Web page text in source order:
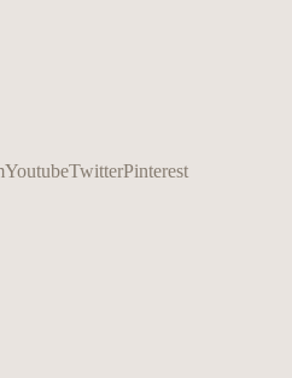
YoutubeTwitterPinterest